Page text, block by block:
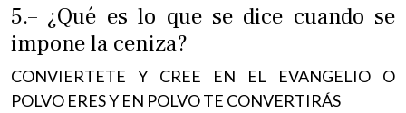
5.– ¿Qué es lo que se dice cuando se
impone la ceniza?
CONVIERTETE Y CREE EN EL EVANGELIO O
POLVO ERES Y EN POLVO TE CONVERTIRÁS